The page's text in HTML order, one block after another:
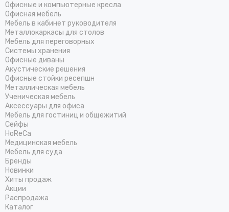
Офисные и компьютерные кресла
Офисная мебель
Мебель в кабинет руководителя
Металлокаркасы для столов
Мебель для переговорных
Системы хранения
Офисные диваны
Акустические решения
Офисные стойки ресепшн
Металлическая мебель
Ученическая мебель
Аксессуары для офиса
Мебель для гостиниц и общежитий
Cейфы
HoReCa
Медицинская мебель
Мебель для суда
Бренды
Новинки
Хиты продаж
Акции
Распродажа
Каталог